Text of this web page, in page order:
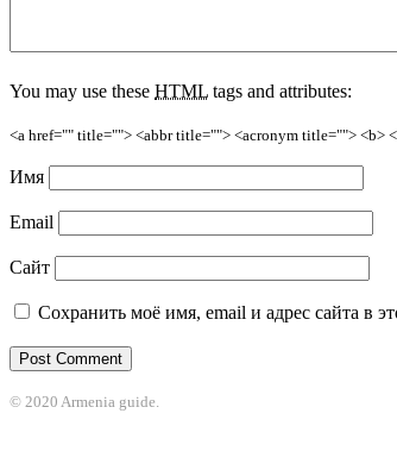
You may use these HTML tags and attributes:
<a href="" title=""> <abbr title=""> <acronym title=""> <b>
Имя
Email
Сайт
Сохранить моё имя, email и адрес сайта в
© 2020 Armenia guide.